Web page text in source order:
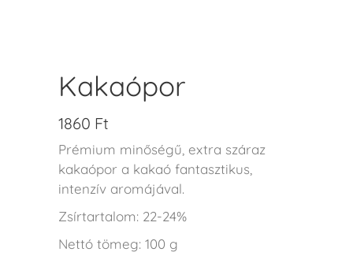
Kakaópor
1860 Ft
Prémium minőségű, extra száraz
kakaópor a kakaó fantasztikus,
intenzív aromájával.
Zsírtartalom: 22-24%
Nettó tömeg: 100 g